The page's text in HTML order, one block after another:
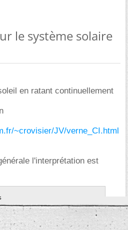
le système solaire
en ratant continuellement
~crovisier/JV/verne_CI.html
l'interprétation est